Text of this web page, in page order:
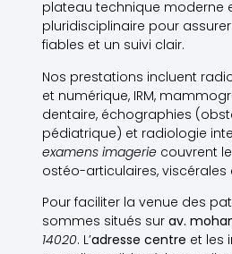
plateau technique moderne
pluridisciplinaire pour
fiables et un suivi clair.
Nos prestations incluent
et numérique, IRM,
dentaire, échographies
pédiatrique) et radiologie
examens imageriecouvrent
ostéo-articulaires, viscérales
Pour faciliter la venue des
sommes situés sur av.
14020. L’adresse centre et les